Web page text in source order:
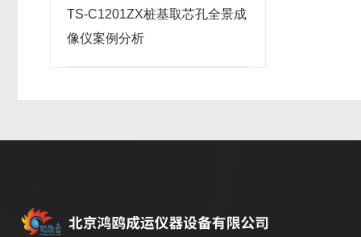
TS-C1201ZX桩基取芯孔全景成
像仪案例分析